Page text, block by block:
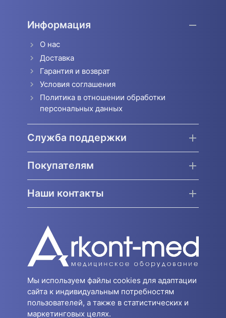
Информация
О нас
Доставка
Гарантия и возврат
Условия соглашения
Политика в отношении обработки
персональных данных
Служба поддержки
Покупателям
Наши контакты
Мы используем файлы cookies для адаптации
сайта к индивидуальным потребностям
пользователей, а также в статистических и
маркетинговых целях.